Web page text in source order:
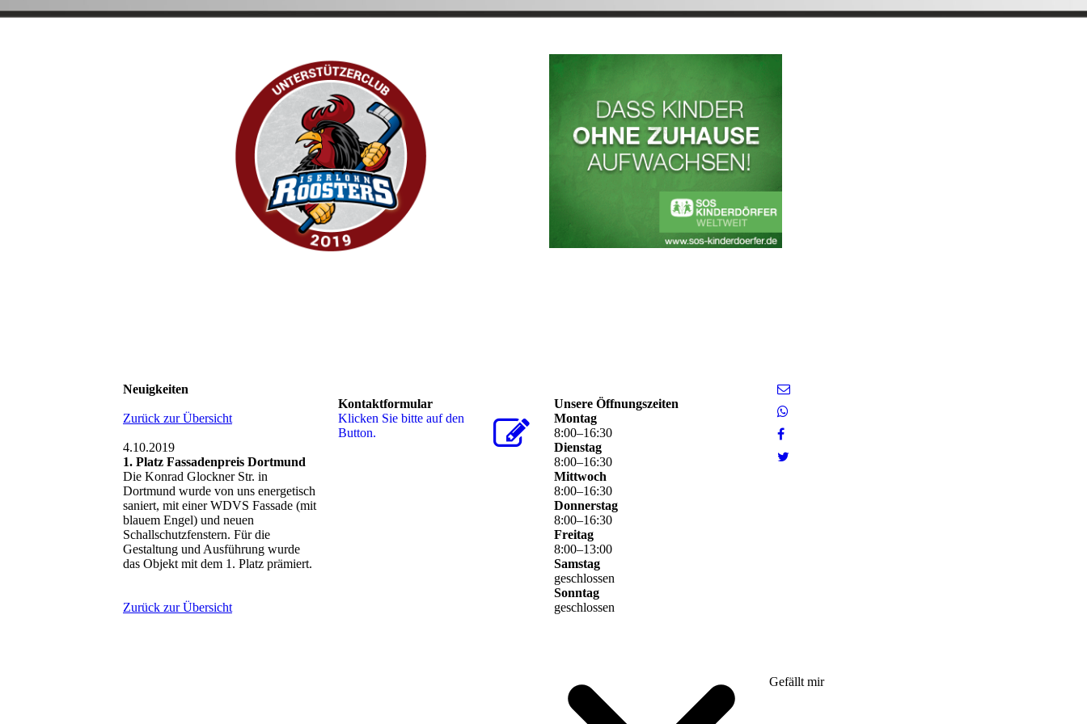
Neuigkeiten
Zurück zur Übersicht
4.10.2019
1. Platz Fassadenpreis Dortmund
Die Konrad Glockner Str. in
Dortmund wurde von uns energetisch
saniert, mit einer WDVS Fassade (mit
blauem Engel) und neuen
Schallschutzfenstern. Für die
Gestaltung und Ausführung wurde
das Objekt mit dem 1. Platz prämiert.
Zurück zur Übersicht
Kontaktformular
Klicken Sie bitte auf den
Button.
Unsere Öffnungszeiten
Montag
8:00–16:30
Dienstag
8:00–16:30
Mittwoch
8:00–16:30
Donnerstag
8:00–16:30
Freitag
8:00–13:00
Samstag
geschlossen
Sonntag
geschlossen
Gefällt mir